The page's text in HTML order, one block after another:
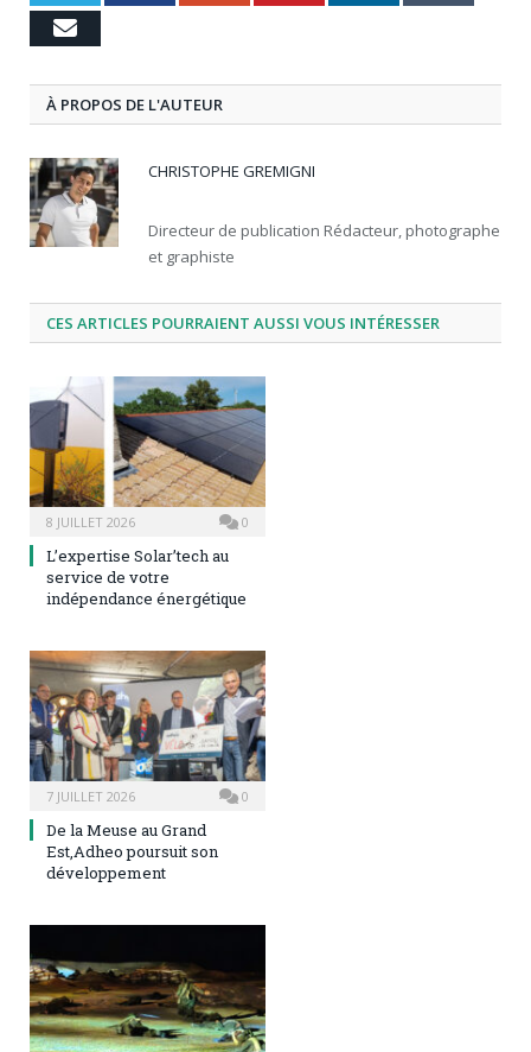
Email
À PROPOS DE L'AUTEUR
CHRISTOPHE GREMIGNI
Directeur de publication Rédacteur, photographe
et graphiste
CES ARTICLES POURRAIENT AUSSI VOUS INTÉRESSER
8 JUILLET 2026 0
L’expertise Solar’tech au
service de votre
indépendance énergétique
7 JUILLET 2026 0
De la Meuse au Grand
Est,Adheo poursuit son
développement